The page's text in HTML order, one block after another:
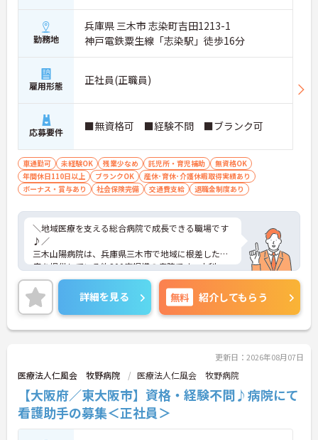
勤務地
兵庫県 三木市 志染町吉田1213-1
神戸電鉄粟生線「志染駅」徒歩16分
雇用形態 正社員(正職員)
応募要件 ■無資格可 ■経験不問 ■ブランク可
車通勤可 未経験OK 残業少なめ 託児所・育児補助
無資格OK
年間休日110日以上
ブランクOK
産休･育休･介護休暇取得実績あり
ボーナス・賞与あり
社会保険完備 交通費支給 退職金制度あり
＼地域医療を支える総合病院で成長できる職場です
♪／
三木山陽病院は、兵庫県三木市で地域に根差した医
療を提供している約200床規模の病院です。内科・
外科・整形外科・眼科など幅広い診療科を展開して
おり、急性期から療養期、リハビリテーションまで
一貫して患者様を支えることができます。 また、年
間休日113日に加え、夏季休暇や年末年始休暇も整
備されているため、仕事と私生活のバランスを大切
可能な託児施設や育児休業取得実績、復職制度もあ
り、ライフステージが変わっても長く勤務しやすい
体制が整っています。地域医療に貢献しながら、幅
広い経験を積みたい方におすすめの病院です。
■ 「働きやすさ」を大切にできる環境
詳細を見る 無料 紹介してもらう
更新日：2026年08月07日
医療法人仁風会 牧野病院 医療法人仁風会 牧野病院
【大阪府／東大阪市】資格・経験不問♪病院にて
看護助手の募集＜正社員＞